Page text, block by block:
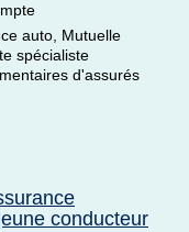
auto, Mutuelle
spécialiste
d'assurés
conducteur